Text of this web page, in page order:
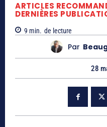
ARTICLES
DERNIÈRES
9 min. de lecture
Par
28